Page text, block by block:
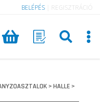
BELÉPÉS REGISZTRÁCIÓ
>HALLE >